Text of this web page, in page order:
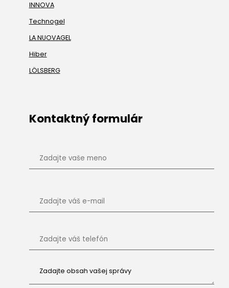
INNOVA
Technogel
LA NUOVAGEL
Hiber
LÖLSBERG
Kontaktný formulár